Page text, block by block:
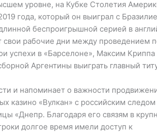
уровне, на Кубке Столетия
года, который он выиграл с
беспроигрышной серией в
свои рабочие дни между проведением
успехи в «Барселоне», Максим Криппа
Аргентины выиграть главный
и напоминает о важности
казино «Вулкан» с российским
«Днепр. Благодаря его связям в
долгое время имели доступ к